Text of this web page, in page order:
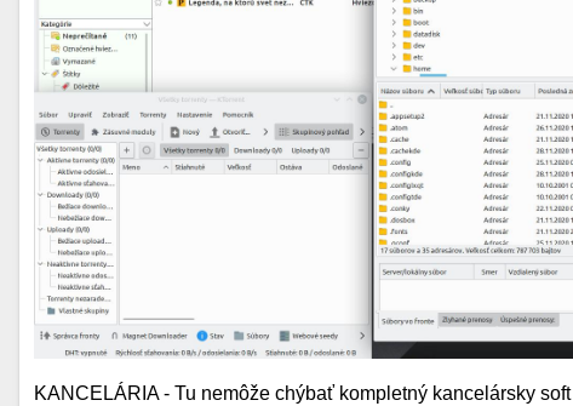
KANCELÁRIA - Tu nemôže chýbať kompletný kancelársky soft